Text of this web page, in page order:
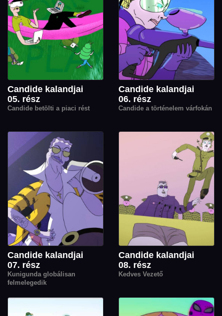
Candide kalandjai
05. rész
Candide betölti a piaci rést
Candide kalandjai
06. rész
Candide a történelem várfokán
Candide kalandjai
07. rész
Kunigunda globálisan
felmelegedik
Candide kalandjai
08. rész
Kedves Vezető